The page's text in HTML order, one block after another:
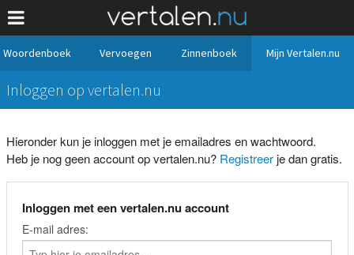
Woordenboek Vervoegen Zinnenboek Mijn Vertalen.nu
Inloggen op vertalen.nu
Hieronder kun je inloggen met je emailadres en wachtwoord.
Heb je nog geen account op vertalen.nu? Registreerje dan gratis.
Inloggen met een vertalen.nu account
E-mail adres: